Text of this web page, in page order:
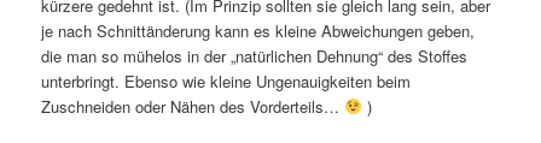
kürzere gedehnt ist. (Im Prinzip sollten sie gleich lang sein, aber
je nach Schnittänderung kann es kleine Abweichungen geben,
die man so mühelos in der „natürlichen Dehnung“ des Stoffes
unterbringt. Ebenso wie kleine Ungenauigkeiten beim
Zuschneiden oder Nähen des Vorderteils…
)